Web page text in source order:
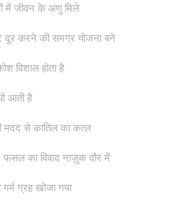
में जीवन के अणु मिले
करने की समग्र योजना बने
विशाल होता है
आती है
मदद से कातिल का कत्ल
फसल का विवाद नाज़ुक दौर में
ग्रह खोजा गया